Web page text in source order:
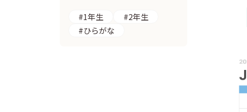
#1年生
#2年生
#ひらがな